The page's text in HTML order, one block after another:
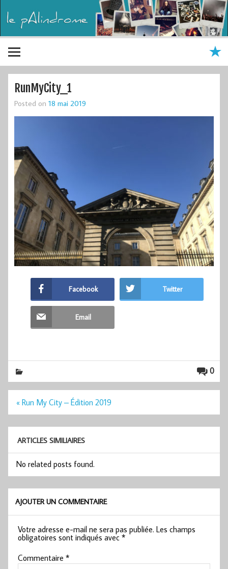
RunMyCity_1
Posted on 18 mai 2019
Facebook Twitter
Email
0
Navigation
« Run My City – Édition 2019
ARTICLES SIMILIAIRES
No related posts found.
AJOUTER UN COMMENTAIRE
Votre adresse e-mail ne sera pas publiée. Les champs
obligatoires sont indiqués avec*
Commentaire*